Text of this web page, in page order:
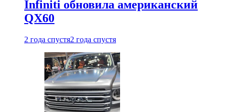
Infiniti обновила американский
QX60
2 года спустя2 года спустя